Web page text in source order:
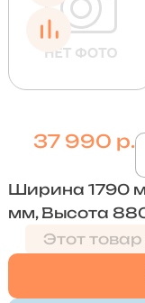
37 990 р.
Ширина 1790
мм, Высота
Этот